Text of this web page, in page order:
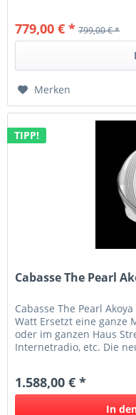
779,00 € * 799,00 € *
Merken
TIPP!
Cabasse The Pearl
Cabasse The Pearl
Watt Ersetzt eine ganze
oder im ganzen Haus
Internetradio, etc. Die
1.588,00 € *
In